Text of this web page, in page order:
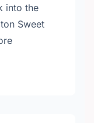
into the
Sweet